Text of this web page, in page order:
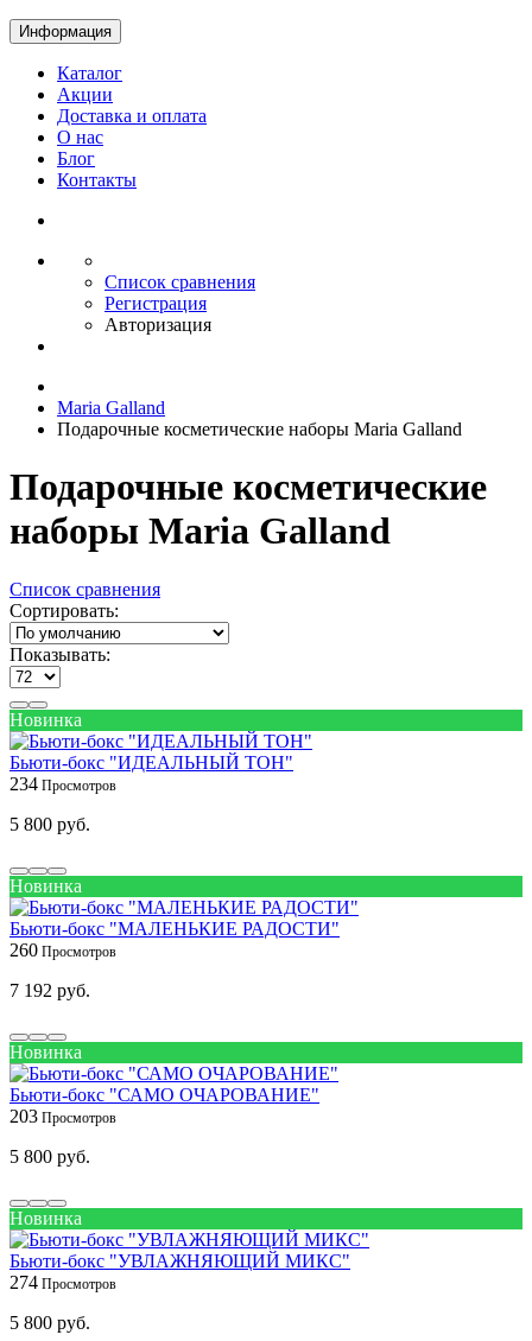
Информация
Каталог
Акции
Доставка и оплата
О нас
Блог
Контакты
Список сравнения
Регистрация
Авторизация
Maria Galland
Подарочные косметические наборы Maria Galland
Подарочные косметические
наборы Maria Galland
Список сравнения
Сортировать:
Показывать:
Новинка
Бьюти-бокс "ИДЕАЛЬНЫЙ ТОН"
234
5 800 руб.
Новинка
Бьюти-бокс "МАЛЕНЬКИЕ РАДОСТИ"
260
7 192 руб.
Новинка
Бьюти-бокс "САМО ОЧАРОВАНИЕ"
203
5 800 руб.
Новинка
Бьюти-бокс "УВЛАЖНЯЮЩИЙ МИКС"
274
5 800 руб.